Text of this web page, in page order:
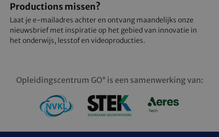
Productions missen?
Laat je e-mailadres achter en ontvang maandelijks onze
nieuwsbrief met inspiratie op het gebied van innovatie in
het onderwijs, lesstof en videoproducties.
Opleidingscentrum GO° is een samenwerking van: